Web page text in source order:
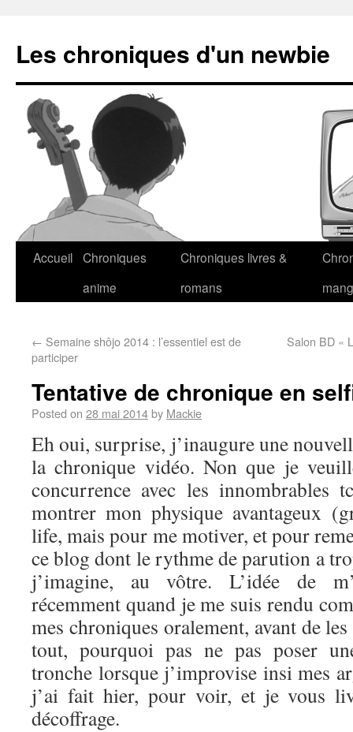
Les chroniques d'un newbie
Accueil Chroniques
anime
Chroniques livres &
romans
← Semaine shôjo 2014 : l’essentiel est de
participer
Salon BD «
Tentative de chronique en
Posted on 28 mai 2014by Mackie
Eh oui, surprise, j’inaugure une
la chronique vidéo. Non que je
concurrence avec les innombrables
montrer mon physique avantageux
life, mais pour me motiver, et pour
ce blog dont le rythme de parution a
j’imagine, au vôtre. L’idée de
récemment quand je me suis rendu
mes chroniques oralement, avant de
tout, pourquoi pas ne pas poser
tronche lorsque j’improvise insi mes
j’ai fait hier, pour voir, et je vous
décoffrage.